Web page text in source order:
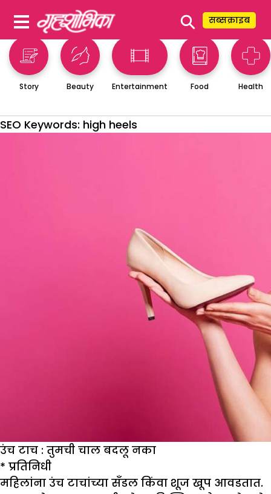
⚲ सब्सक्राइब
Story Beauty Entertainment Food Health
SEO Keywords: high heels
उंच टाच : तुमची चाल बदलू नका
* प्रतिनिधी
महिलांना उंच टाचांच्या सँडल किंवा शूज खूप आवडतात.